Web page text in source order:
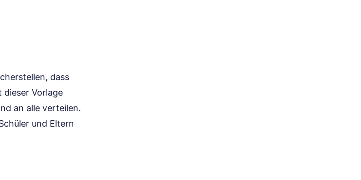
dass
Vorlage
an alle verteilen.
und Eltern